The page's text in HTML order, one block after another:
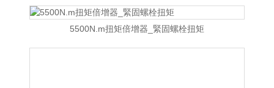
5500N.m扭矩倍增器_緊固螺栓扭矩